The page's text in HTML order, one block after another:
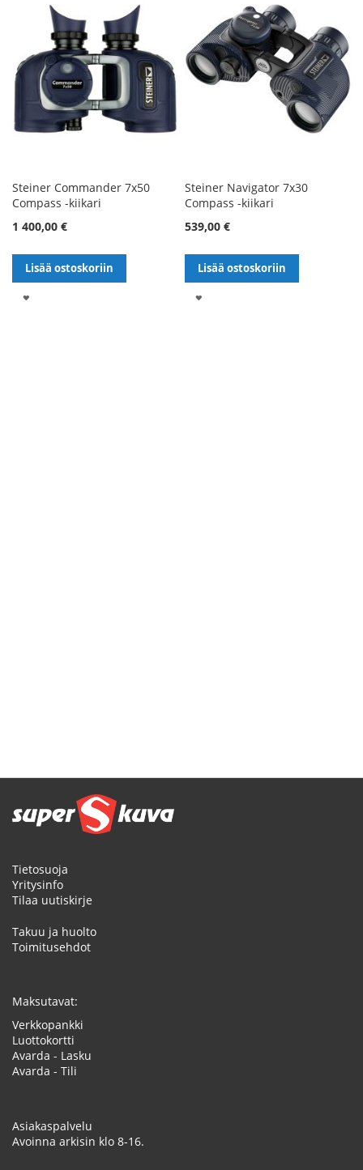
Steiner Commander 7x50
Compass -kiikari
1 400,00 €
Lisää ostoskoriin
Steiner Navigator 7x30
Compass -kiikari
539,00 €
Lisää ostoskoriin
Tietosuoja
Yritysinfo
Tilaa uutiskirje
Takuu ja huolto
Toimitusehdot
Maksutavat:
Verkkopankki
Luottokortti
Avarda - Lasku
Avarda - Tili
Asiakaspalvelu
Avoinna arkisin klo 8-16.